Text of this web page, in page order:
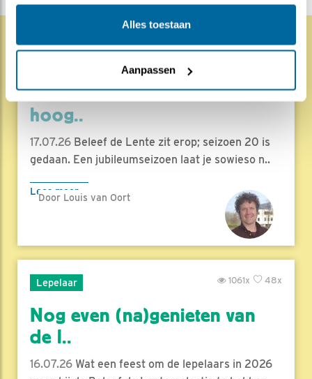
Alles toestaan
Aanpassen
Herleef de Lente: de vele
hoog..
17.07.26 Beleef de Lente zit erop; seizoen 20 is
gedaan. Een jubileumseizoen laat je sowieso n..
Lees meer
Door Louis van Oort
Lepelaar 48x
1061x
Nog even (na)genieten van
de l..
16.07.26 Wat een feest om de lepelaars in 2026